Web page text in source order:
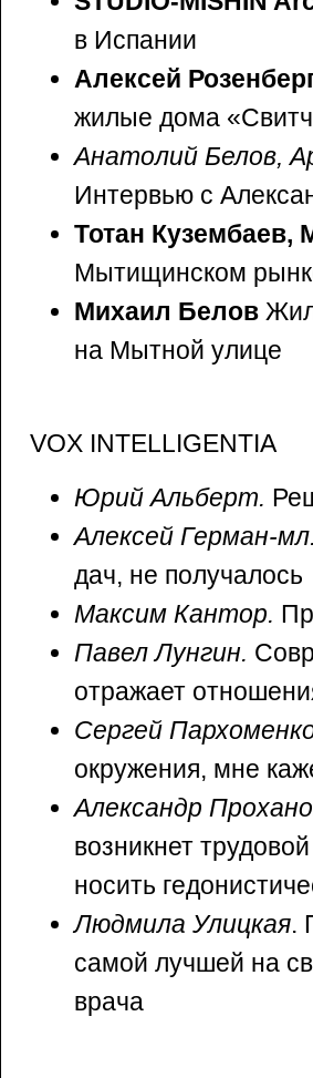
в Испании
Алексей
жилые дома
Анатолий Белов,
Интервью с
Тотан Кузембаев,
Мытищинском
Михаил Белов
на Мытной улице
VOX INTELLIGENTIA
Юрий Альберт.
Алексей Герман-мл.
дач, не получалось
Максим Кантор.
Павел Лунгин.
отражает
Сергей
окружения, мне
Александр
возникнет
носить
Людмила Улицкая.
самой лучшей на
врача